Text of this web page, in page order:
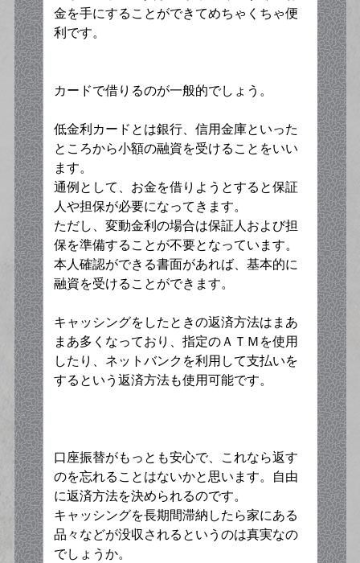
金を手にすることができてめちゃくちゃ便
利です。
カードで借りるのが一般的でしょう。
低金利カードとは銀行、信用金庫といった
ところから小額の融資を受けることをいい
ます。
通例として、お金を借りようとすると保証
人や担保が必要になってきます。
ただし、変動金利の場合は保証人および担
保を準備することが不要となっています。
本人確認ができる書面があれば、基本的に
融資を受けることができます。
キャッシングをしたときの返済方法はまあ
まあ多くなっており、指定のＡＴＭを使用
したり、ネットバンクを利用して支払いを
するという返済方法も使用可能です。
口座振替がもっとも安心で、これなら返す
のを忘れることはないかと思います。自由
に返済方法を決められるのです。
キャッシングを長期間滞納したら家にある
品々などが没収されるというのは真実なの
でしょうか。